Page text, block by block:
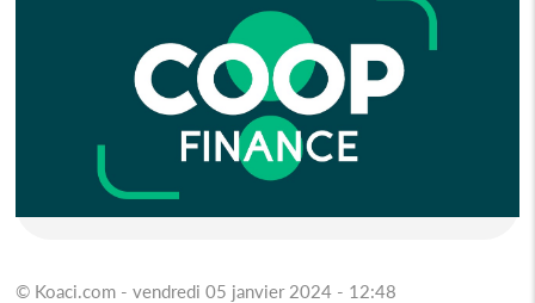
© Koaci.com - vendredi 05 janvier 2024 - 12:48